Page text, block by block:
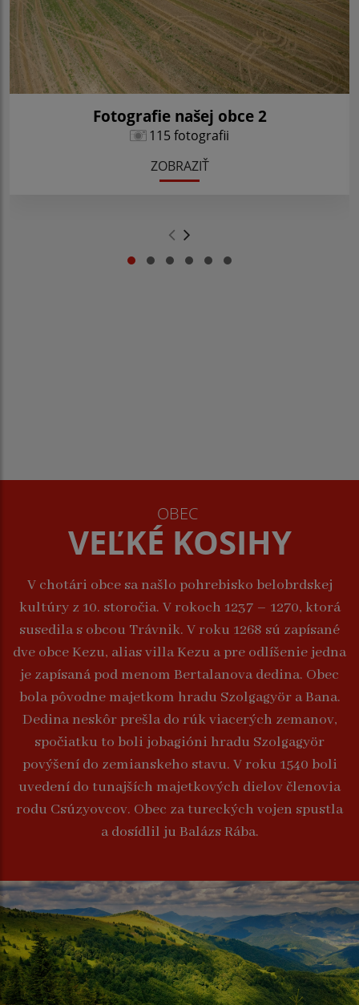
Fotografie našej obce 2
115 fotografii
ZOBRAZIŤ
OBEC
VEĽKÉ KOSIHY
V chotári obce sa našlo pohrebisko belobrdskej
kultúry z 10. storočia. V rokoch 1237 – 1270, ktorá
susedila s obcou Trávnik. V roku 1268 sú zapísané
dve obce Kezu, alias villa Kezu a pre odlíšenie jedna
je zapísaná pod menom Bertalanova dedina. Obec
bola pôvodne majetkom hradu Szolgagyör a Bana.
Dedina neskôr prešla do rúk viacerých zemanov,
spočiatku to boli jobagióni hradu Szolgagyör
povýšení do zemianskeho stavu. V roku 1540 boli
uvedení do tunajších majetkových dielov členovia
rodu Csúzyovcov. Obec za tureckých vojen spustla
a dosídlil ju Balázs Rába.